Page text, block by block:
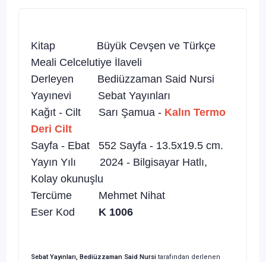
Kitap
Büyük Cevşen ve Türkçe
Meali Celcelutiye İlaveli
Derleyen
Bediüzzaman Said Nursi
Yayınevi
Sebat Yayınları
Kağıt - Cilt
Sarı Şamua - Kalın Termo
Deri Cilt
Sayfa - Ebat
552 Sayfa - 13.5x19.5 cm.
Yayın Yılı
2024 - Bilgisayar Hatlı,
Kolay okunuşlu
Tercüme
Mehmet Nihat
Eser Kod K 1006
Sebat Yayınları, Bediüzzaman Said Nursi tarafından derlenen